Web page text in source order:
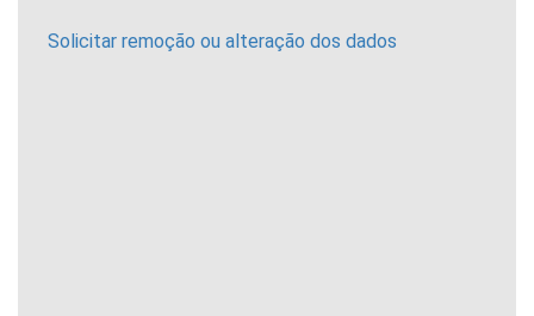
Solicitar remoção ou alteração dos dados